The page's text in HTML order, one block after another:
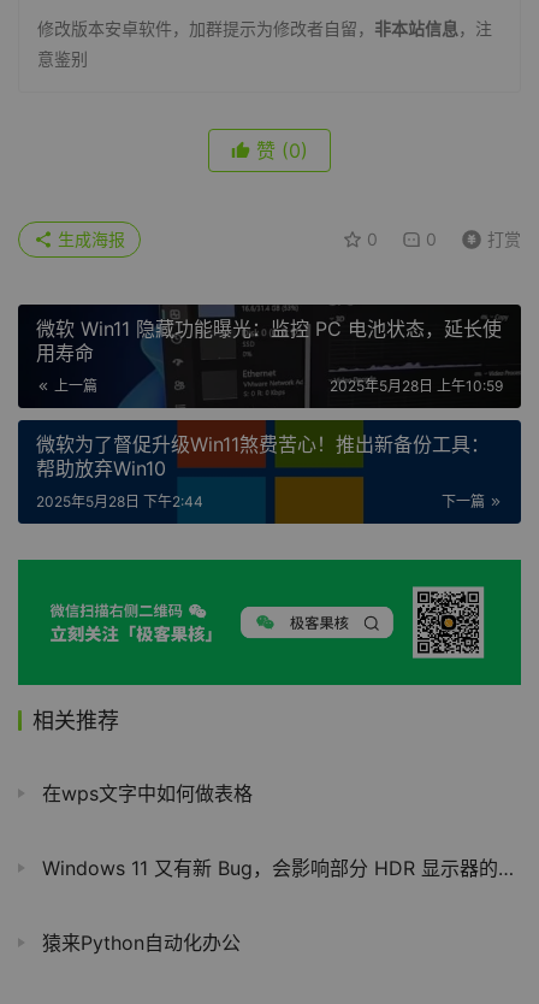
修改版本安卓软件，加群提示为修改者自留， 非本站信息，注
意鉴别
赞 (0)
0 0 打赏
生成海报
微软 Win11 隐藏功能曝光：监控 PC 电池状态，延长使
用寿命
上一篇 2025年5月28日 上午10:59
微软为了督促升级Win11煞费苦心！推出新备份工具：
帮助放弃Win10
下一篇
2025年5月28日 下午2:44
相关推荐
在wps文字中如何做表格
Windows 11 又有新 Bug，会影响部分 HDR 显示器的色彩显示
猿来Python自动化办公